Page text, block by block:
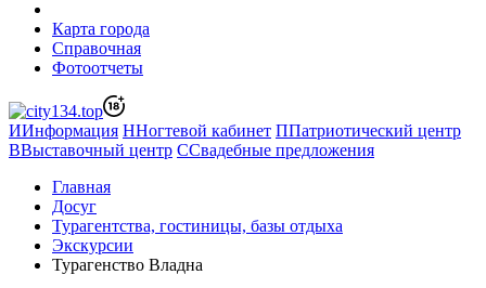
Карта города
Справочная
Фотоотчеты
ИИнформация ННогтевой кабинет ППатриотический центр
ВВыставочный центр ССвадебные предложения
Главная
Досуг
Турагентства, гостиницы, базы отдыха
Экскурсии
Турагенство Владна